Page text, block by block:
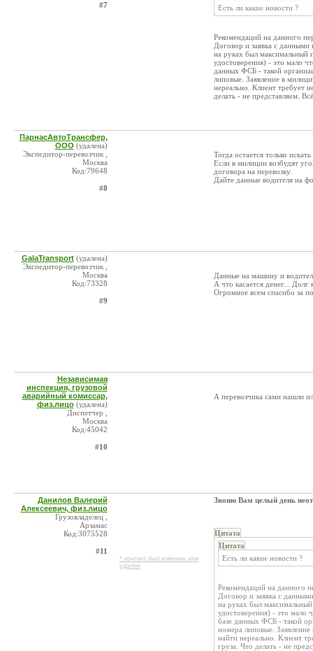
#7
Есть ли какие новости ?
Рекомендаций на данного
Договор и заявка с
на руках был максимальный
удостоверения) - это мало
данных ФСБ - такой
липовые. Заявление в
нереально. Клиент требует
делать - не представляем.
ПарнасАвтоТрансфер,
ООО (удалена)
Экспедитор-перевозчик ,
Москва
Код:79648
#8
Тогда остается только
Если в милиции возбудят
договора на перевозку.
Дайте данные водителя на
GalaTransport (удалена)
Экспедитор-перевозчик ,
Москва
Код:73328
#9
Данные на машину и
А что касается денег... Долг
Огромное всем спасибо за
Независимая
инспекция, грузовой
аварийный комиссар,
физ.лицо (удалена)
Диспетчер ,
Москва
Код:45042
#10
А перевозчика сами нашли
Данилов Валерий
Алексеевич, физ.лицо
Грузовладелец ,
Арзамас
Код:3075528
#11
* контакт был изменен или
удален
Звоню Вам целый день
Цитата
Цитата
Есть ли какие новости ?
Рекомендаций на данного
Договор и заявка с
на руках был максимальный
удостоверения) - это мало
базе данных ФСБ - такой
номера липовые.
найти нереально. Клиент
груза. Что делать - не